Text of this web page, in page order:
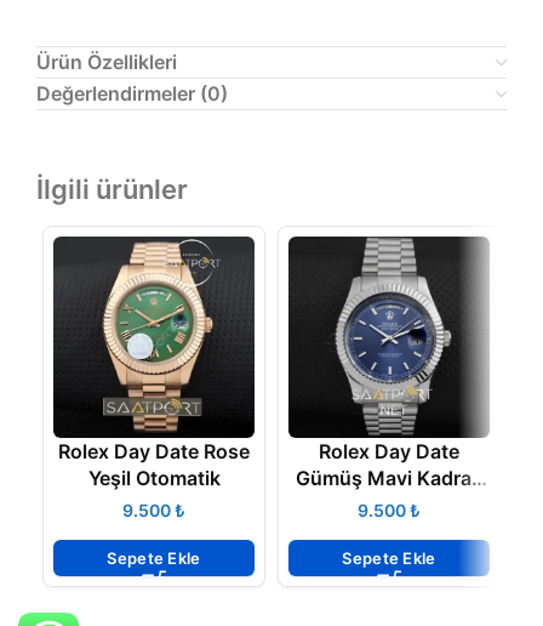
Ürün Özellikleri
Değerlendirmeler (0)
İlgili ürünler
Rolex Day Date Rose
Yeşil Otomatik
₺
Sepete Ekle
Rolex Day Date
Gümüş Mavi Kadran
41 mm 2020 Yeni
₺
Sepete Ekle